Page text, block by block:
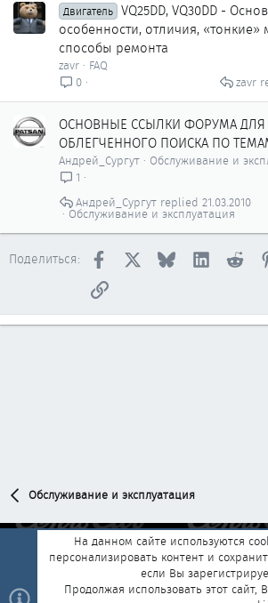
Двигатель VQ25DD, VQ30DD -
особенности, отличия, «тонкие»
способы ремонта
zavr
FAQ
0
zavr
ОСНОВНЫЕ ССЫЛКИ ФОРУМА ДЛЯ
ОБЛЕГЧЕННОГО ПОИСКА ПО
Андрей_Сургут
Обслуживание и
1
Обслуживание и эксплуатация
21.03.2010
Андрей_Сургут
Поделиться: Facebook BlueskyLinkedIn
Ссылка
Обслуживание и эксплуатация
Обратная связь
Условия и правила
Политика конфиденциальности
Помощь
На данном сайте используются
персонализировать контент и
если Вы
Продолжая использовать этот сайт,